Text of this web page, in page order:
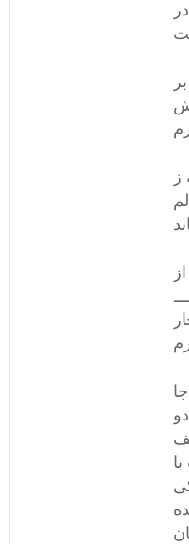
بر
ز
از